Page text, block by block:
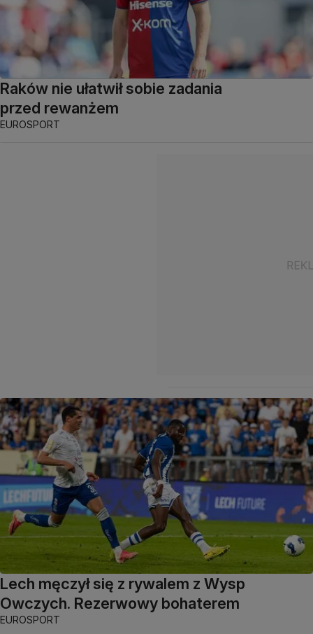
Raków nie ułatwił sobie zadania
przed rewanżem
EUROSPORT
Lech męczył się z rywalem z Wysp
Owczych. Rezerwowy bohaterem
EUROSPORT